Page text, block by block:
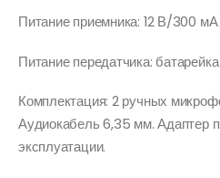
Питание приемника: 12 В/300
Питание передатчика:
Комплектация: 2 ручных
Аудиокабель 6,35 мм. Адаптер
эксплуатации.